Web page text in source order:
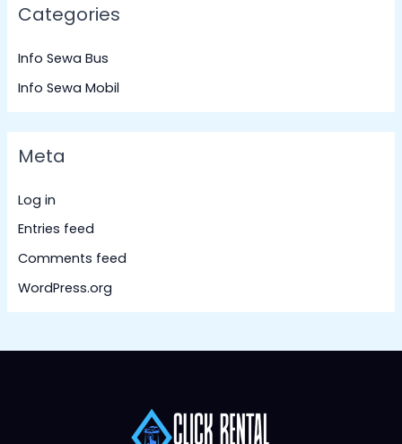
Categories
Info Sewa Bus
Info Sewa Mobil
Meta
Log in
Entries feed
Comments feed
WordPress.org